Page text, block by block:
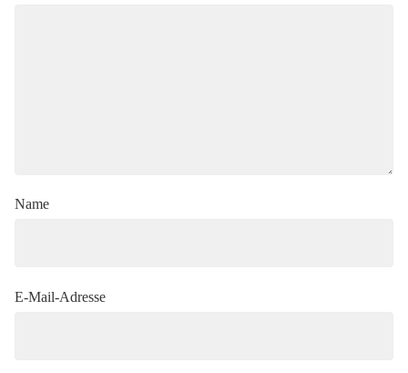
Name
E-Mail-Adresse